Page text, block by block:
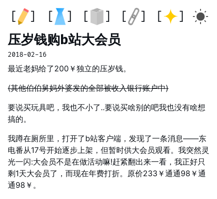
压岁钱购b站大会员
2018-02-16
最近老妈给了200￥独立的压岁钱。
(其他伯伯舅妈外婆发的全部被收入银行账户中)
要说买玩具吧，我也不小了..要说买啥别的吧我也没有啥想
搞的。
我蹲在厕所里，打开了b站客户端，发现了一条消息——东
电番从17号开始逐步上架，但暂时供大会员观看。我突然灵
光一闪:大会员不是在做活动嘛!赶紧翻出来一看，我正好只
剩1天大会员了，而现在年费打折。原价233￥通通98￥通
通98￥。